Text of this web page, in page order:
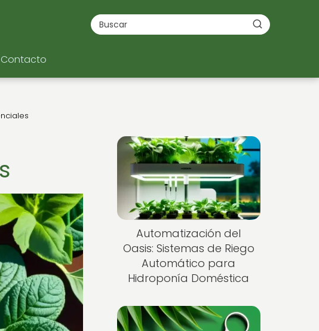
Contacto
Automatización del
Oasis: Sistemas de Riego
Automático para
Hidroponía Doméstica